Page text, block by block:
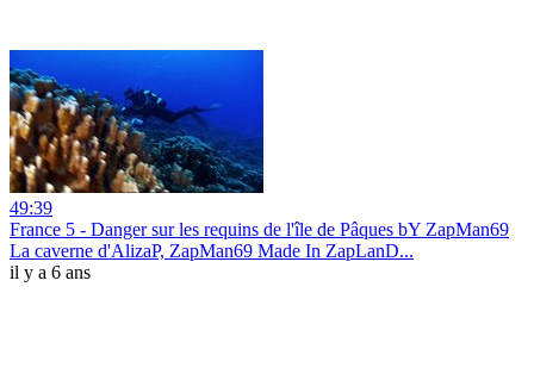
49:39
France 5 - Danger sur les requins de l'île de Pâques bY ZapMan69
La caverne d'AlizaP, ZapMan69 Made In ZapLanD...
il y a 6 ans